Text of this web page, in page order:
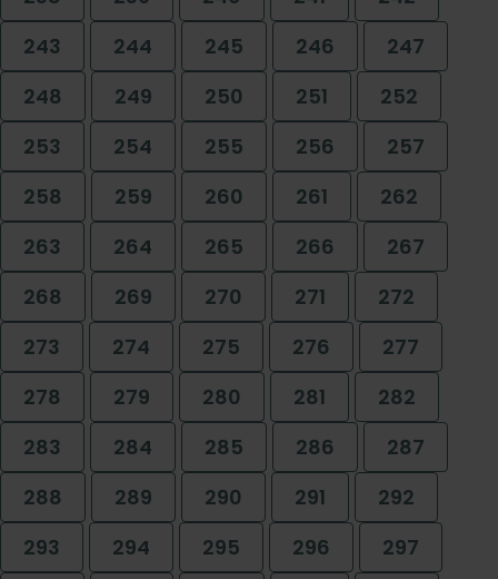
243
244 245 246
247
248
249 250 251
252
253
254 255 256
257
258
259 260 261
262
263
264 265 266
267
268
269 270 271
272
273
274 275 276
277
278
279 280 281
282
283
284 285 286
287
288
289 290 291
292
293
294 295 296
297